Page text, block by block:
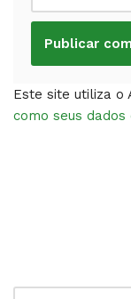
Este site utiliza o
como seus